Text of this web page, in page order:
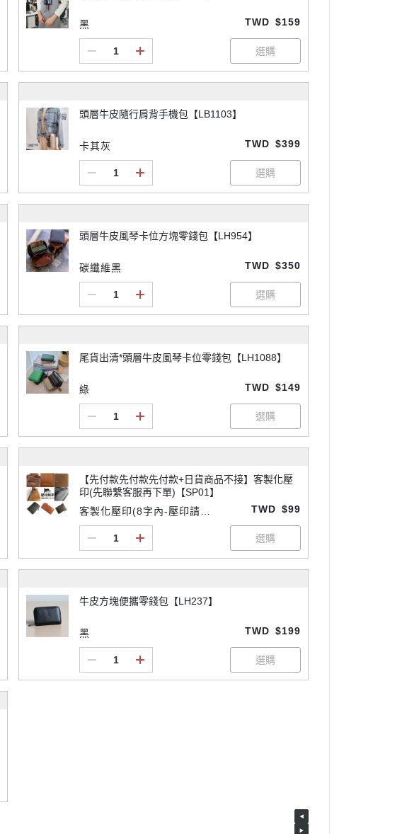
黑 TWD $159
頭層牛皮隨行肩背手機包【LB1103】
卡其灰 TWD $399
頭層牛皮風琴卡位方塊零錢包【LH954】
碳纖維黑 TWD $350
尾貨出清*頭層牛皮風琴卡位零錢包【LH1088】
綠 TWD $149
【先付款先付款先付款+日貨商品不接】客製化壓
印(先聯繫客服再下單)【SP01】
客製化壓印(8字內-壓印請先
TWD $99
牛皮方塊便攜零錢包【LH237】
黑 TWD $199